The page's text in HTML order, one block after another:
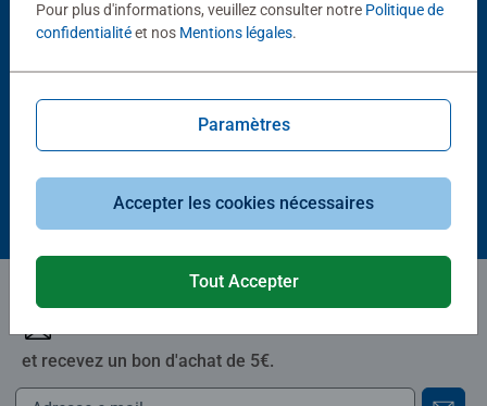
Starter Set My Planet - 4 thèmes
Average rating 5,0 out of 5 stars.
Starter Set Dino
49,90 €
et recevez un bon d'achat de 5€.
Pour plus d'informations, veuillez consulter notre Politique de
confidentialitéet nos Mentions légales.
Paramètres
Accepter les cookies nécessaires
Tout Accepter